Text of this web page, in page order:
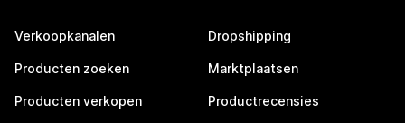
Verkoopkanalen
Producten zoeken
Producten verkopen
Dropshipping
Marktplaatsen
Productrecensies